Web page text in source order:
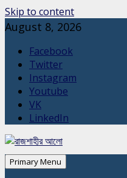
Skip to content
August 8, 2026
Facebook
Twitter
Instagram
Youtube
VK
LinkedIn
Primary Menu